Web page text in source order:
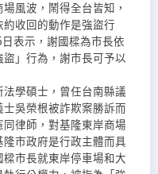
風波，鬧得全台皆知，
收回的動作是強盜行
表示，謝國樑為市長依
」行為，謝市長可予以
學碩士，曾任台南縣議
吳榮根被詐欺案勝訴而
律師，對基隆東岸商場
市政府是行政主體而具
市長就東岸停車場和大